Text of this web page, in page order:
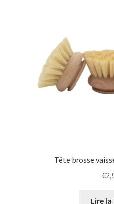
Tête brosse
€
Lire la